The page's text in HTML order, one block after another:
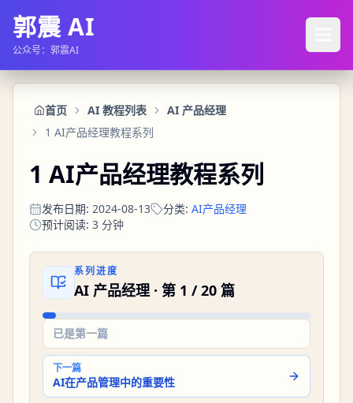
郭震 AI
公众号：郭震AI
首页 AI 教程列表
AI 产品经理
1 AI产品经理教程系列
1 AI产品经理教程系列
发布日期: 2024-08-13 分类: AI产品经理
预计阅读: 3 分钟
系列进度
AI 产品经理· 第 1 /20 篇
已是第一篇
下一篇
AI在产品管理中的重要性